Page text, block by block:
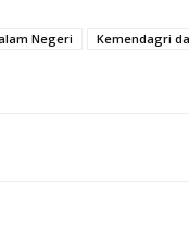
Negeri
Kemendagri